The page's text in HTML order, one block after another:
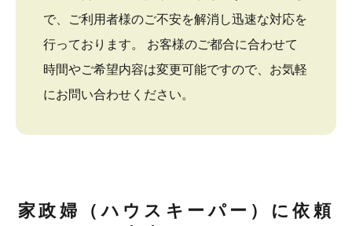
で、ご利用者様のご不安を解消し迅速な対応を
行っております。 お客様のご都合に合わせて
時間やご希望内容は変更可能ですので、お気軽
にお問い合わせください。
家政婦（ハウスキーパー）に依頼